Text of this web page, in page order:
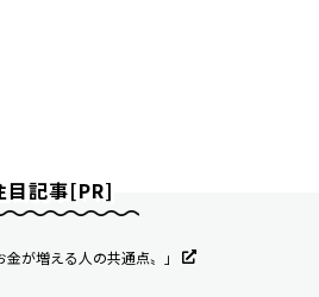
目記事[PR]
金が増える人の共通点〟」